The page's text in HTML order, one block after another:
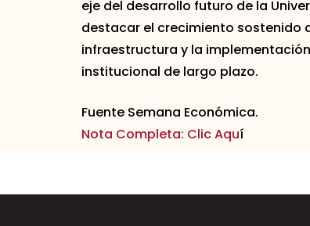
eje del desarrollo futuro de la
destacar el crecimiento sostenido
infraestructura y la
institucional de largo plazo.
Fuente Semana Económica.
Nota Completa: Clic Aquí